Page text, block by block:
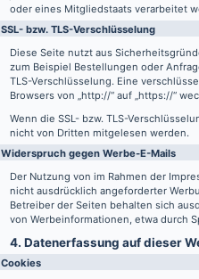
oder eines Mitgliedstaats verarbeitet
SSL- bzw. TLS-Verschlüsselung
Diese Seite nutzt aus
zum Beispiel Bestellungen oder
TLS-Verschlüsselung. Eine
Browsers von „http://“ auf „https://“
Wenn die SSL- bzw. TLS-
nicht von Dritten mitgelesen werden.
Widerspruch gegen Werbe-E-Mails
Der Nutzung von im Rahmen der
nicht ausdrücklich angeforderter
Betreiber der Seiten behalten sich
von Werbeinformationen, etwa durch
4. Datenerfassung auf dieser
Cookies